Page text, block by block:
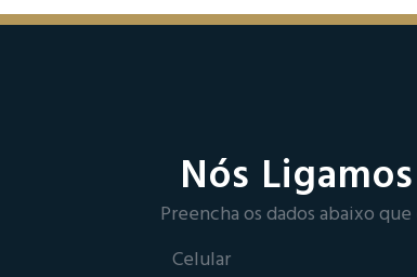
Nós
Preencha os dados abaixo
Celular